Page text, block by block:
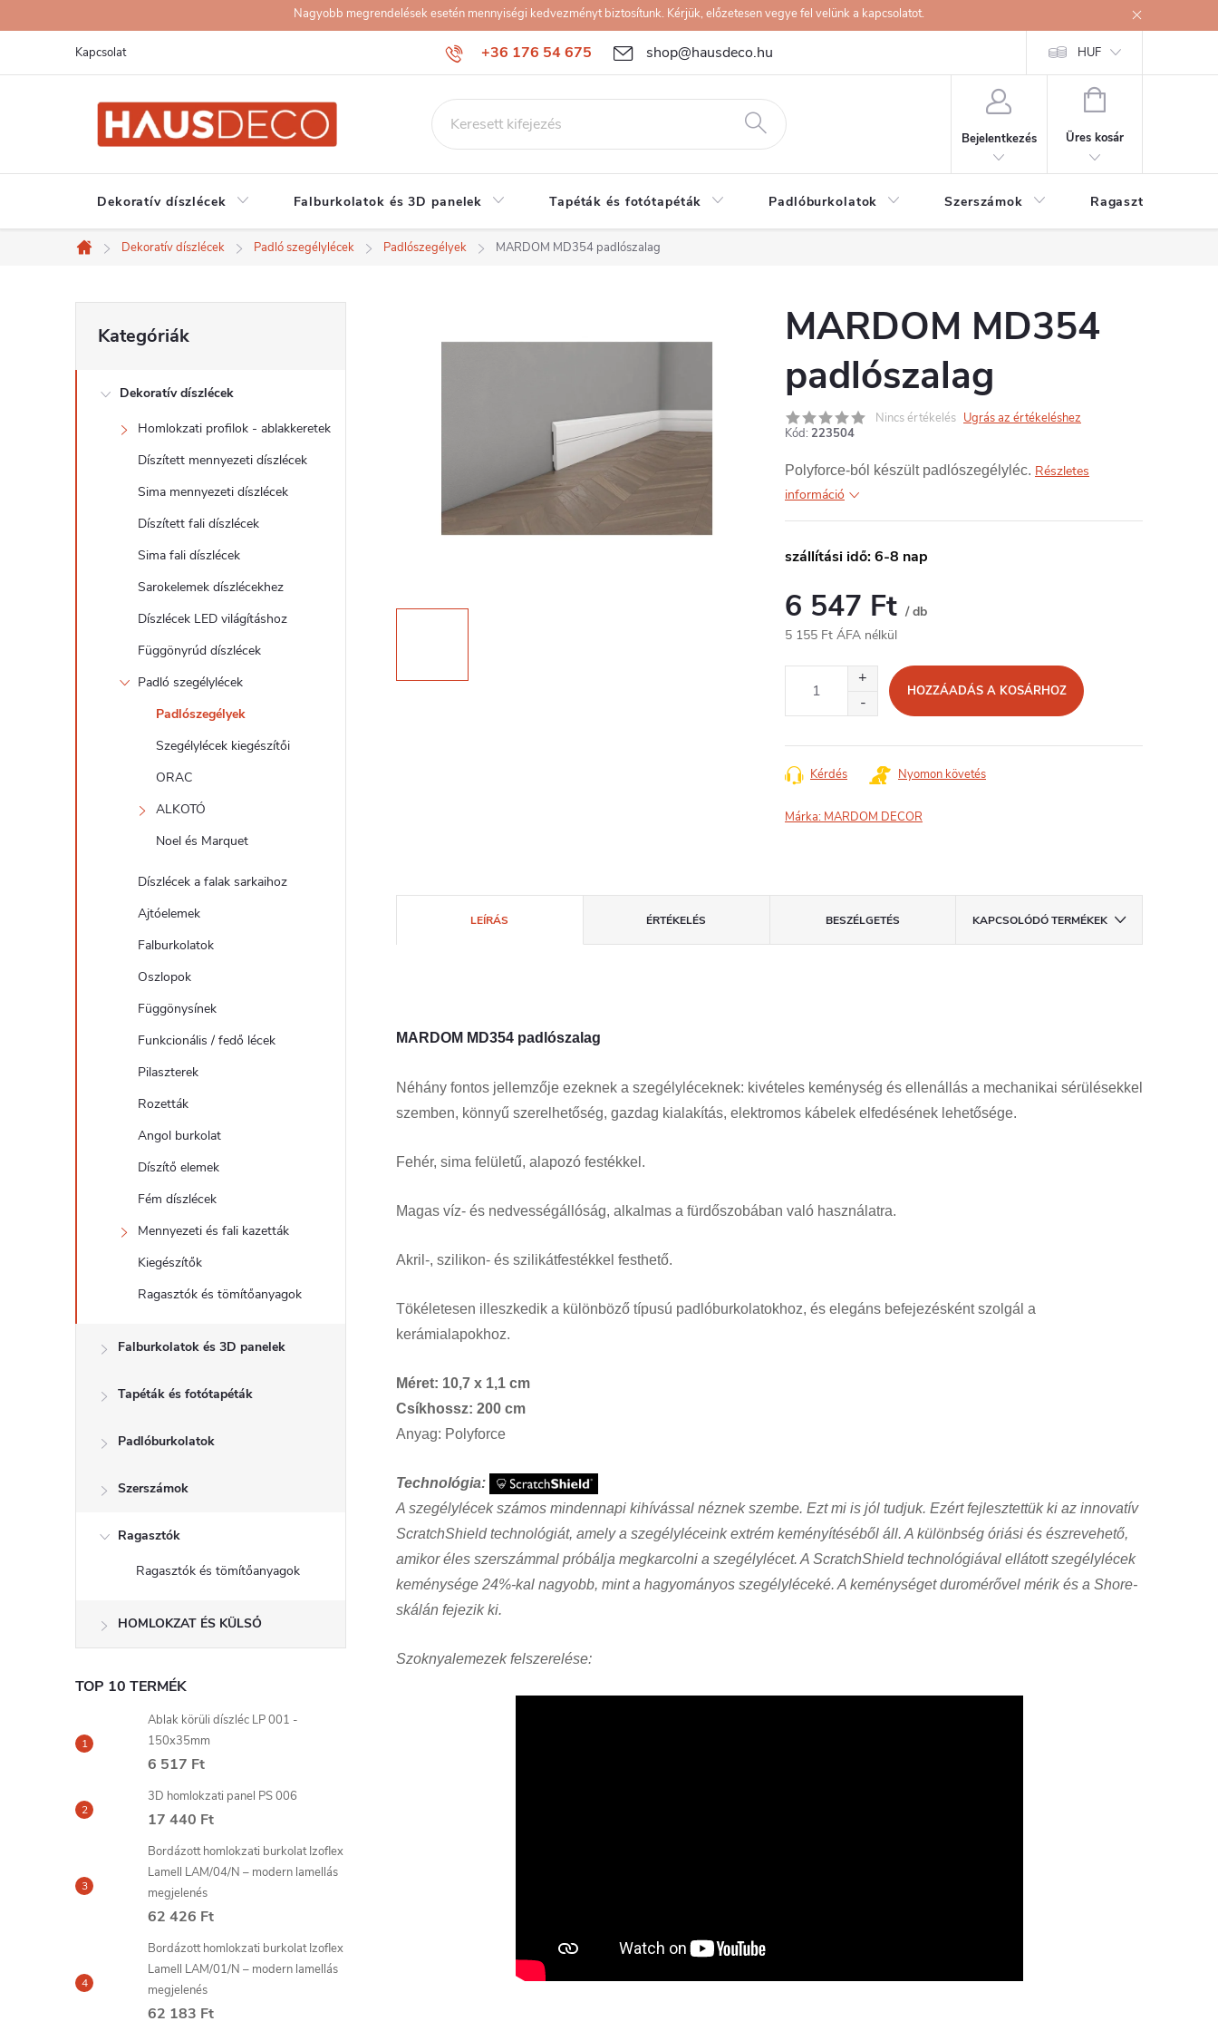
a
Nagyobb megrendelések esetén mennyiségi kedvezményt biztosítunk. Kérjük, előzetesen vegye fel velünk a kapcsolatot.
+36 176 54 675 shop@hausdeco.hu
Kapcsolat HUF
Bejelentkezés
KOSÁR
Üres kosár
Dekoratív díszlécek Falburkolatok és 3D panelek Tapéták és fotótapéták Padlóburkolatok Szerszámok Ragasztók
Kezdőlap
Dekoratív díszlécek Padló szegélylécek Padlószegélyek MARDOM MD354 padlószalag
O
l
átugrása
Kategóriák
Dekoratív díszlécek
Homlokzati profilok - ablakkeretek
Díszített mennyezeti díszlécek
Sima mennyezeti díszlécek
Díszített fali díszlécek
Sima fali díszlécek
Sarokelemek díszlécekhez
Díszlécek LED világításhoz
Függönyrúd díszlécek
Padló szegélylécek
Padlószegélyek
Szegélylécek kiegészítői
ORAC
ALKOTÓ
Noel és Marquet
Díszlécek a falak sarkaihoz
Ajtóelemek
Falburkolatok
Oszlopok
Függönysínek
Funkcionális / fedő lécek
Pilaszterek
Rozetták
Angol burkolat
Díszítő elemek
Fém díszlécek
Mennyezeti és fali kazetták
Kiegészítők
Ragasztók és tömítőanyagok
Falburkolatok és 3D panelek
Tapéták és fotótapéták
Padlóburkolatok
Szerszámok
Ragasztók
Ragasztók és tömítőanyagok
HOMLOKZAT ÉS KÜLSŐ
TOP 10 TERMÉK
Ablak körüli díszléc LP 001 -
150x35mm
6 517 Ft
3D homlokzati panel PS 006
17 440 Ft
Bordázott homlokzati burkolat Izoflex
Lamell LAM/04/N – modern lamellás
megjelenés
62 426 Ft
Bordázott homlokzati burkolat Izoflex
Lamell LAM/01/N – modern lamellás
megjelenés
62 183 Ft
MARDOM MD354
padlószalag
Nincs értékelés Ugrás az értékeléshez
Kód: 223504
Polyforce-ból készült padlószegélyléc. Részletes
információ
szállítási idő: 6-8 nap
6 547 Ft / db
5 155 Ft ÁFA nélkül
HOZZÁADÁS A KOSÁRHOZ
Kérdés Nyomon követés
Márka: MARDOM DECOR
LEÍRÁS ÉRTÉKELÉS BESZÉLGETÉS KAPCSOLÓDÓ TERMÉKEK
MARDOM MD354 padlószalag
Néhány fontos jellemzője ezeknek a szegélyléceknek: kivételes keménység és ellenállás a mechanikai sérülésekkel
szemben, könnyű szerelhetőség, gazdag kialakítás, elektromos kábelek elfedésének lehetősége.
Fehér, sima felületű, alapozó festékkel.
Magas víz- és nedvességállóság, alkalmas a fürdőszobában való használatra.
Akril-, szilikon- és szilikátfestékkel festhető.
Tökéletesen illeszkedik a különböző típusú padlóburkolatokhoz, és elegáns befejezésként szolgál a
kerámialapokhoz.
Méret: 10,7 x 1,1 cm
Csíkhossz: 200 cm
Anyag: Polyforce
Technológia:
A szegélylécek számos mindennapi kihívással néznek szembe. Ezt mi is jól tudjuk. Ezért fejlesztettük ki az innovatív
ScratchShield technológiát, amely a szegélyléceink extrém keményítéséből áll. A különbség óriási és észrevehető,
amikor éles szerszámmal próbálja megkarcolni a szegélylécet. A ScratchShield technológiával ellátott szegélylécek
keménysége 24%-kal nagyobb, mint a hagyományos szegélyléceké. A keménységet duromérővel mérik és a Shore-
skálán fejezik ki.
Szoknyalemezek felszerelése: